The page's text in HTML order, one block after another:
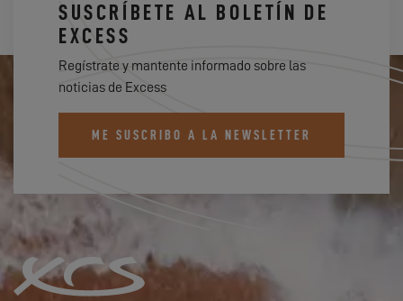
SUSCRÍBETE AL BOLETÍN DE
EXCESS
Regístrate y mantente informado sobre las
noticias de Excess
ME SUSCRIBO A LA NEWSLETTER